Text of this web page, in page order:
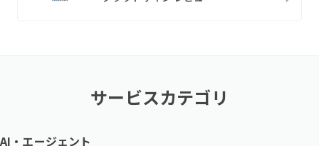
サービスカテゴリ
AI・エージェント